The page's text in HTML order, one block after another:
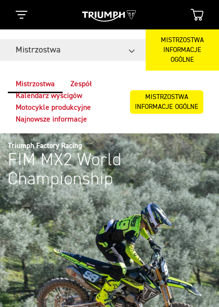
Mistrzostwa
MISTRZOSTWA
INFORMACJE
OGÓLNE
Mistrzostwa
Zespół
Kalendarz wyścigów
Motocykle produkcyjne
Najnowsze informacje
MISTRZOSTWA
INFORMACJE OGÓLNE
Triumph Factory Racing
FIM MX2 World
Championship